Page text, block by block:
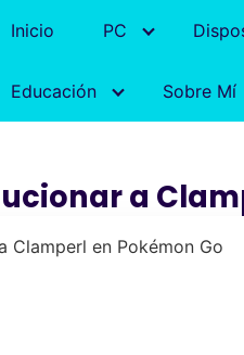
Inicio PC
Educación Sobre Mí
a
Clamperl en Pokémon Go